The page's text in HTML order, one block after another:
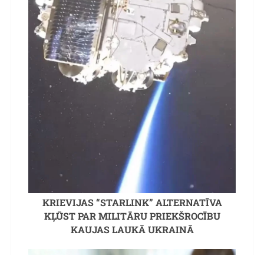
KRIEVIJAS “STARLINK” ALTERNATĪVA
KĻŪST PAR MILITĀRU PRIEKŠROCĪBU
KAUJAS LAUKĀ UKRAINĀ